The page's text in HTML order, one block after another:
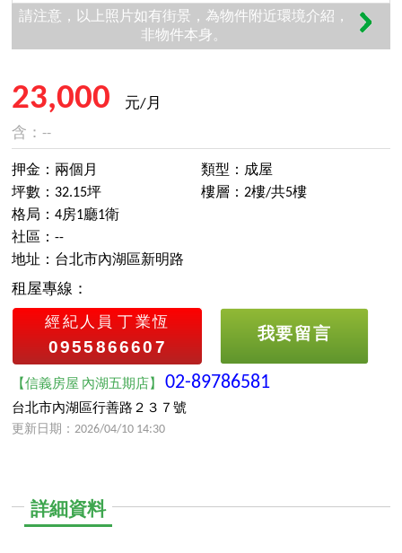
請注意，以上照片如有街景，為物件附近環境介紹，
非物件本身。
23,000
元/月
含：--
押金：兩個月
坪數：32.15坪
類型：成屋
樓層：2樓/共5樓
格局：4房1廳1衛
社區：--
地址：台北市內湖區新明路
租屋專線：
經紀人員 丁業恆
0955866607
我要留言
【信義房屋 內湖五期店】02-89786581
台北市內湖區行善路２３７號
更新日期：2026/04/10 14:30
詳細資料